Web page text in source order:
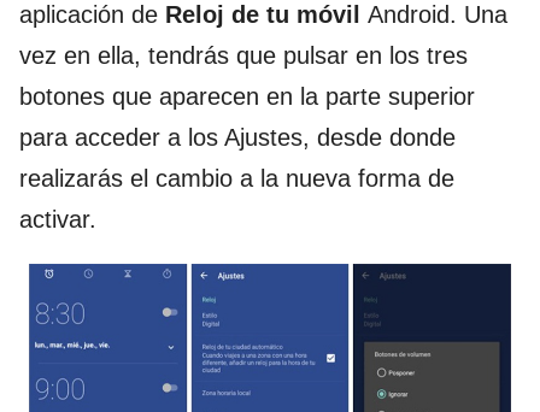
aplicación de Reloj de tu móvil Android. Una
vez en ella, tendrás que pulsar en los tres
botones que aparecen en la parte superior
para acceder a los Ajustes, desde donde
realizarás el cambio a la nueva forma de
activar.